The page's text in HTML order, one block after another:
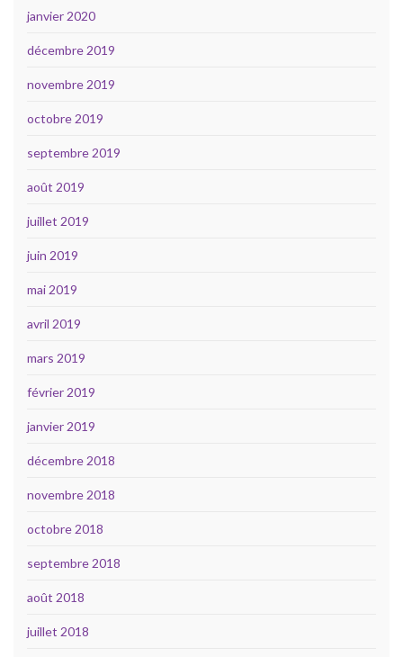
janvier 2020
décembre 2019
novembre 2019
octobre 2019
septembre 2019
août 2019
juillet 2019
juin 2019
mai 2019
avril 2019
mars 2019
février 2019
janvier 2019
décembre 2018
novembre 2018
octobre 2018
septembre 2018
août 2018
juillet 2018